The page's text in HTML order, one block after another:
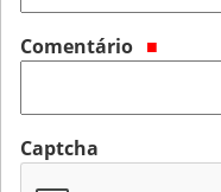
Comentário
Captcha